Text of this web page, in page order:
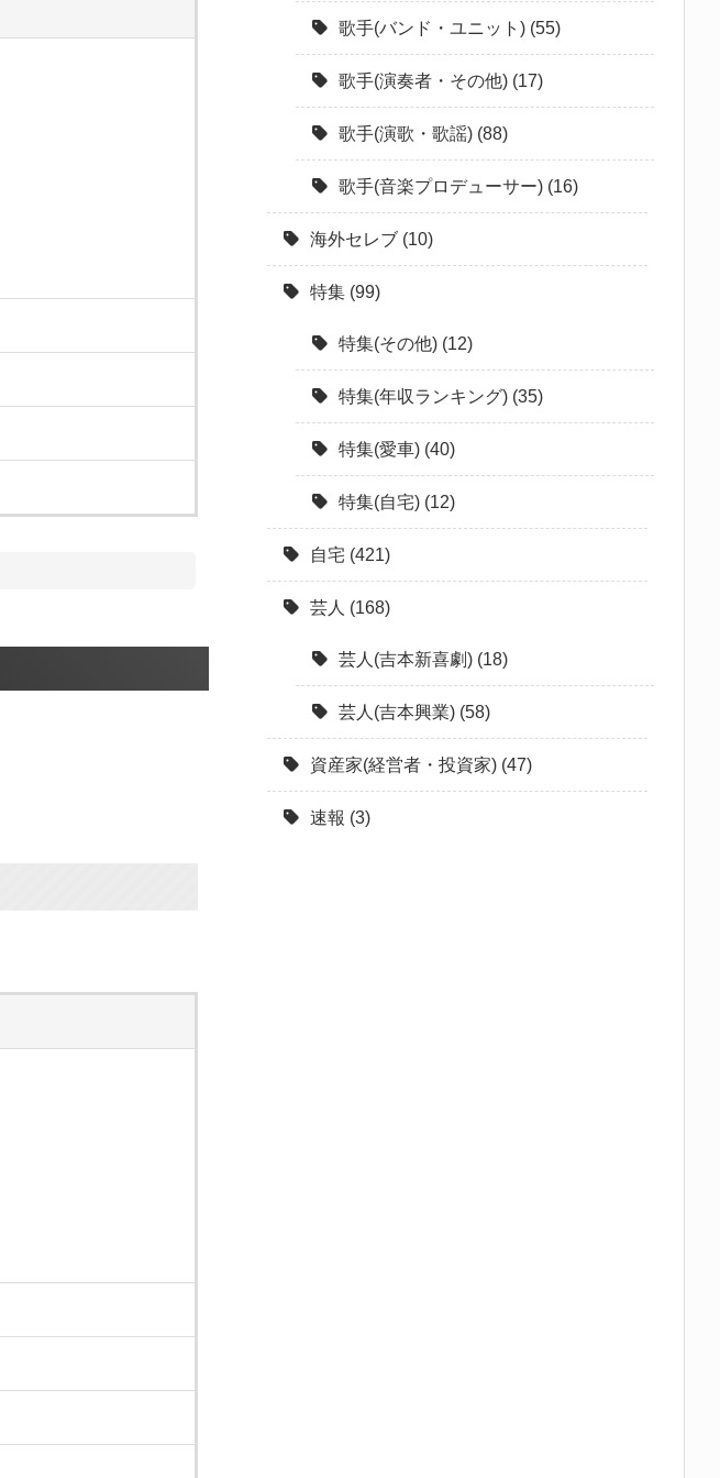
歌手(バンド・ユニット) (55)
歌手(演奏者・その他) (17)
歌手(演歌・歌謡) (88)
歌手(音楽プロデューサー) (16)
海外セレブ (10)
特集 (99)
特集(その他) (12)
特集(年収ランキング) (35)
特集(愛車) (40)
特集(自宅) (12)
自宅 (421)
芸人 (168)
芸人(吉本新喜劇) (18)
芸人(吉本興業) (58)
資産家(経営者・投資家) (47)
速報 (3)